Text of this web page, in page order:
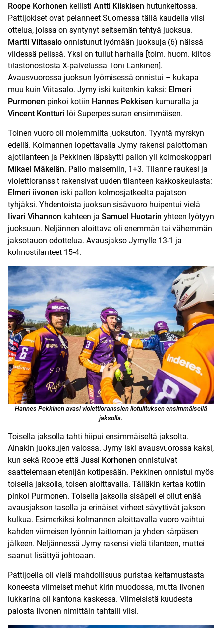
Roope Korhonen kellisti Antti Kiiskisen hutunkeitossa.
Pattijokiset ovat pelanneet Suomessa tällä kaudella viisi
ottelua, joissa on syntynyt seitsemän tehtyä juoksua.
Martti Viitasalo onnistunut lyömään juoksuja (6) näissä
viidessä pelissä. Yksi on tullut harhalla [toim. huom. kiitos
tilastonostosta X-palvelussa Toni Länkinen].
Avausvuorossa juoksun lyömisessä onnistui – kukapa
muu kuin Viitasalo. Jymy iski kuitenkin kaksi: Elmeri
Purmonen pinkoi kotiin Hannes Pekkisen kumuralla ja
Vincent Kontturi löi Superpesisuran ensimmäisen.
Toinen vuoro oli molemmilta juoksuton. Tyyntä myrskyn
edellä. Kolmannen lopettavalla Jymy rakensi palottoman
ajotilanteen ja Pekkinen läpsäytti pallon yli kolmoskoppari
Mikael Mäkelän. Pallo maisemiin, 1+3. Tilanne raukesi ja
violettioranssit rakensivat uuden tilanteen kakkoskeulasta:
Elmeri iivonen iski pallon kolmosjatkeelta pajatson
tyhjäksi. Yhdentoista juoksun sisävuoro huipentui vielä
Iivari Vihannon kahteen ja Samuel Huotarin yhteen lyötyyn
juoksuun. Neljännen aloittava oli enemmän tai vähemmän
jaksotauon odottelua. Avausjakso Jymylle 13-1 ja
kolmostilanteet 15-4.
Hannes Pekkinen avasi violettioranssien ilotulituksen ensimmäisellä
jaksolla.
Toisella jaksolla tahti hiipui ensimmäiseltä jaksolta.
Ainakin juoksujen valossa. Jymy iski avausvuorossa kaksi,
kun sekä Roope että Jussi Korhonen onnistuivat
saattelemaan etenijän kotipesään. Pekkinen onnistui myös
toisella jaksolla, toisen aloittavalla. Tälläkin kertaa kotiin
pinkoi Purmonen. Toisella jaksolla sisäpeli ei ollut enää
avausjakson tasolla ja erinäiset virheet sävyttivät jakson
kulkua. Esimerkiksi kolmannen aloittavalla vuoro vaihtui
kahden viimeisen lyönnin laittoman ja yhden kärpäsen
jälkeen. Neljännessä Jymy rakensi vielä tilanteen, muttei
saanut lisättyä johtoaan.
Pattijoella oli vielä mahdollisuus puristaa keltamustasta
koneesta viimeiset mehut kirin muodossa, mutta Iivonen
lukkarina oli kantona kaskessa. Viimeisistä kuudesta
palosta Iivonen nimittäin tahtaili viisi.